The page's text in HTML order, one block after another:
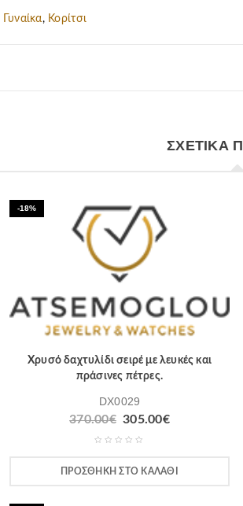
Γυναίκα, Κορίτσι
ΣΧΕΤΙΚΆ
-18%
Χρυσό δαχτυλίδι σειρέ με λευκές και
πράσινες πέτρες.
DX0029
370.00€ 305.00€
ΠΡΟΣΘΉΚΗ ΣΤΟ ΚΑΛΆΘΙ